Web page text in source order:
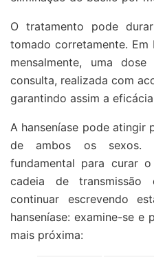
O tratamento pode
tomado corretamente. Em
mensalmente, uma
consulta, realizada com
garantindo assim a
A hanseníase pode atingir
de ambos os sexos.
fundamental para curar
cadeia de transmissão
continuar escrevendo
hanseníase: examine-se e
mais próxima: